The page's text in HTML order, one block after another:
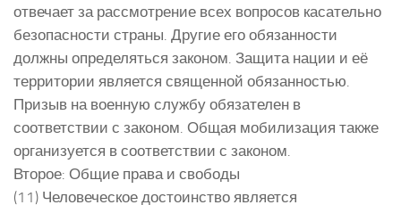
отвечает за рассмотрение всех вопросов касательно
безопасности страны. Другие его обязанности
должны определяться законом. Защита нации и её
территории является священной обязанностью.
Призыв на военную службу обязателен в
соответствии с законом. Общая мобилизация также
организуется в соответствии с законом.
Второе: Общие права и свободы
(11) Человеческое достоинство является